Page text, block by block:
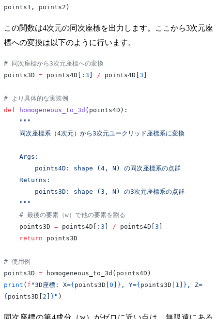
points1, points2)
この関数は4次元の同次座標を出力します。ここから3次元座
標への変換は以下のように行います。
# 同次座標から3次元座標への変換
points3D = points4D[: 3 / points4D[ 3
# より具体的な実装例
def homogeneous_to_3d (points4D):
    """
    同次座標系（4次元）から3次元ユークリッド座標系に変換
    Args:
        points4D: shape (4, N) の同次座標系の点群
    Returns:
        points3D: shape (3, N) の3次元座標系の点群
    """
    # 最後の要素（w）で他の要素を割る
    points3D
= points4D[: 3 / points4D[ 3
    return
points3D
# 使用例
points3D = homogeneous_to_3d(points4D)
print ( f "3D座標: X={ points3D[ 0 } , Y={ points3D[ 1 } , Z=
{ points3D[ 2 } " )